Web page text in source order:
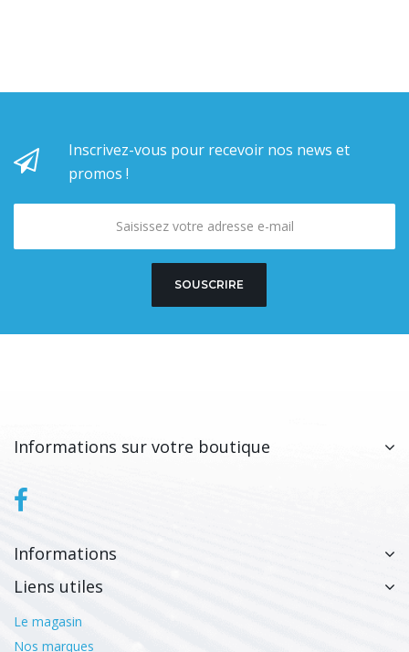
Inscrivez-vous pour recevoir nos news et
promos !
SOUSCRIRE
Informations sur votre boutique
Informations
Liens utiles
Le magasin
Nos marques